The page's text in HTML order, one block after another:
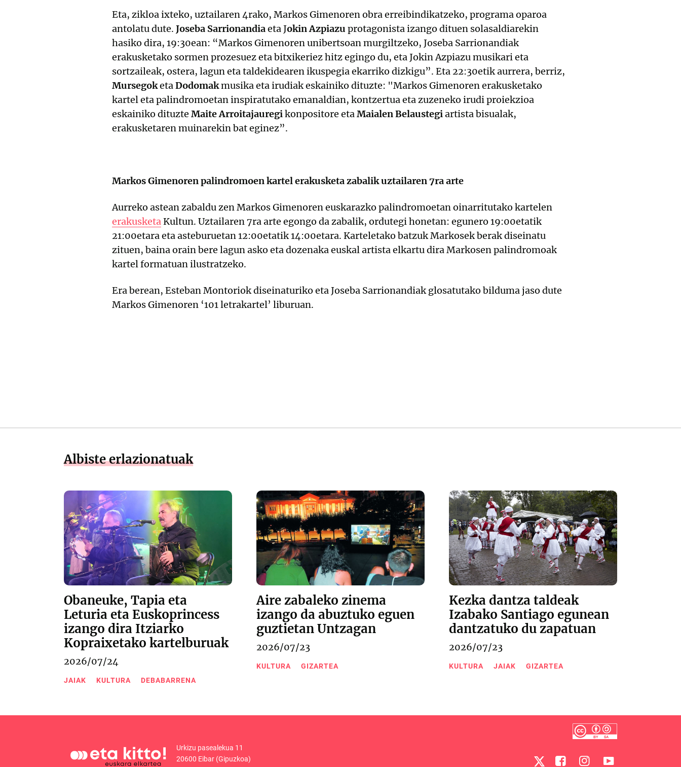
Eta, zikloa ixteko, uztailaren 4rako, Markos Gimenoren obra erreibindikatzeko, programa oparoa
antolatu dute. Joseba Sarrionandiaeta Jokin Azpiazu protagonista izango dituen solasaldiarekin
hasiko dira, 19:30ean: “Markos Gimenoren unibertsoan murgiltzeko, Joseba Sarrionandiak
erakusketako sormen prozesuez eta bitxikeriez hitz egingo du, eta Jokin Azpiazu musikari eta
sortzaileak, ostera, lagun eta taldekidearen ikuspegia ekarriko dizkigu”. Eta 22:30etik aurrera, berriz,
MursegoketaDodomakmusika eta irudiak eskainiko dituzte: "Markos Gimenoren erakusketako
kartel eta palindromoetan inspiratutako emanaldian, kontzertua eta zuzeneko irudi proiekzioa
eskainiko dituzte Maite Arroitajauregikonpositore etaMaialen Belaustegiartista bisualak,
erakusketaren muinarekin bat eginez”.
Markos Gimenoren palindromoen kartel erakusketa zabalik uztailaren 7ra arte
Aurreko astean zabaldu zen Markos Gimenoren euskarazko palindromoetan oinarritutako kartelen
erakusketaKultun. Uztailaren 7ra arte egongo da zabalik, ordutegi honetan: egunero 19:00etatik
21:00etara eta asteburuetan 12:00etatik 14:00etara. Karteletako batzuk Markosek berak diseinatu
zituen, baina orain bere lagun asko eta dozenaka euskal artista elkartu dira Markosen palindromoak
kartel formatuan ilustratzeko.
Era berean, Esteban Montoriok diseinaturiko eta Joseba Sarrionandiak glosatutako bilduma jaso dute
Markos Gimenoren ‘101 letrakartel’ liburuan.
Albiste erlazionatuak
Obaneuke, Tapia eta
Leturia eta Euskoprincess
izango dira Itziarko
Kopraixetako kartelburuak
2026/07/24
JAIAK KULTURA DEBABARRENA
Aire zabaleko zinema
izango da abuztuko eguen
guztietan Untzagan
2026/07/23
KULTURA GIZARTEA
Kezka dantza taldeak
Izabako Santiago egunean
dantzatuko du zapatuan
2026/07/23
KULTURA JAIAK GIZARTEA
Urkizu pasealekua 11
20600 Eibar (Gipuzkoa)